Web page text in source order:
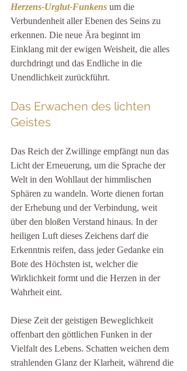
Herzens-Urglut-Funkens um die
Verbundenheit aller Ebenen des Seins zu
erkennen. Die neue Ära beginnt im
Einklang mit der ewigen Weisheit, die alles
durchdringt und das Endliche in die
Unendlichkeit zurückführt.
Das Erwachen des lichten
Geistes
Das Reich der Zwillinge empfängt nun das
Licht der Erneuerung, um die Sprache der
Welt in den Wohllaut der himmlischen
Sphären zu wandeln. Worte dienen fortan
der Erhebung und der Verbindung, weit
über den bloßen Verstand hinaus. In der
heiligen Luft dieses Zeichens darf die
Erkenntnis reifen, dass jeder Gedanke ein
Bote des Höchsten ist, welcher die
Wirklichkeit formt und die Herzen in der
Wahrheit eint.
Diese Zeit der geistigen Beweglichkeit
offenbart den göttlichen Funken in der
Vielfalt des Lebens. Schatten weichen dem
strahlenden Glanz der Klarheit, während die